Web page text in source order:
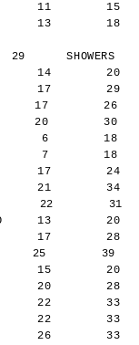
11        15
13        18
SHOWERS
14        20
17        29
17        26
20
6        18
7        18
17        24
21
22        31
13
17
25        39
15        20
20        28
22        33
22        33
26        33